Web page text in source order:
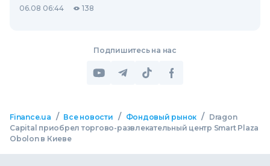
06.08 06:44 138
Подпишитесь на нас
Finance.ua / Все новости / Фондовый рынок /
Dragon
Capital приобрел торгово-развлекательный центр Smart Plaza
Obolon в Киеве